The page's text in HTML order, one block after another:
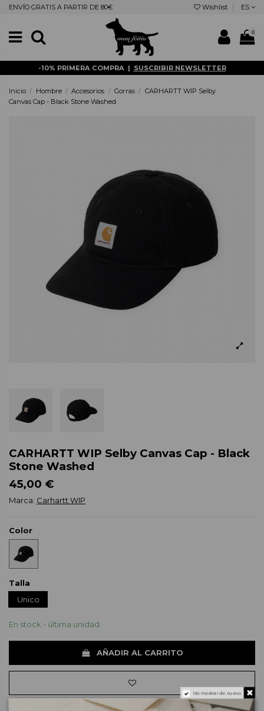
ENVÍO GRATIS A PARTIR DE 80€ Wishlist ES
0
-10% PRIMERA COMPRA | SUSCRIBIR NEWSLETTER
Inicio Hombre Accesorios Gorras
CARHARTT WIP Selby
Canvas Cap - Black Stone Washed
CARHARTT WIP Selby Canvas Cap - Black
Stone Washed
45,00 €
Marca: Carhartt WIP
Color
Talla
Unico
En stock - última unidad
AÑADIR AL CARRITO
No mostrar de nuevo.